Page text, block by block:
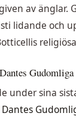
av änglar.
lidande och
Gudomliga
under sina